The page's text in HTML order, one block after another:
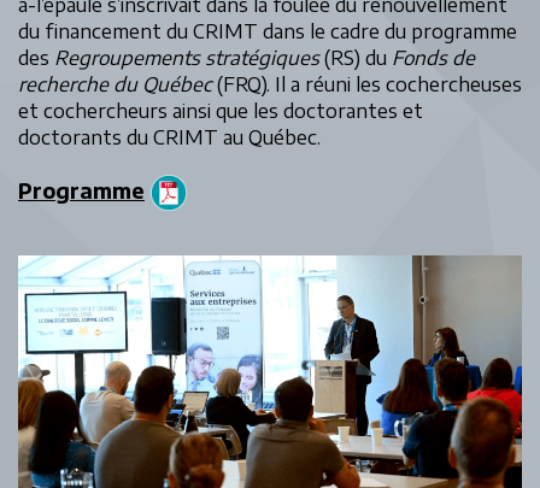
du financement du CRIMT dans le cadre du programme
des Regroupements stratégiques(RS) du Fonds de
recherche du Québec(FRQ). Il a réuni les cochercheuses
et cochercheurs ainsi que les doctorantes et
doctorants du CRIMT au Québec.
Programme